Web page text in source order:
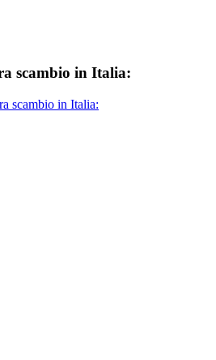
scambio in Italia:
scambio in Italia: